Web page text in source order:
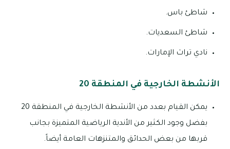
شاطئ باس.
شاطئ السعديات.
نادي تراث الإمارات.
الأنشطة الخارجية في المنطقة 20
يمكن القيام بعدد من الأنشطة الخارجية في المنطقة 20
بفضل وجود الكثير من الأندية الرياضية المتميزة بجانب
قربها من بعض الحدائق والمتنزهات العامة أيضاً.